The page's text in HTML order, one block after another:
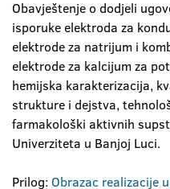
Obavještenje o dodjeli
isporuke elektroda za
elektrode za natrijum i
elektrode za kalcijum za
hemijska karakterizacija,
strukture i dejstva,
farmakološki aktivnih
Univerziteta u Banjoj Luci.
Prilog: Obrazac realizacije